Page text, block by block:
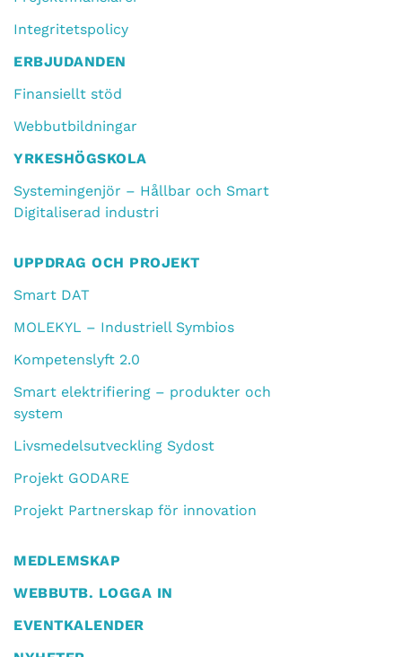
Integritetspolicy
ERBJUDANDEN
Finansiellt stöd
Webbutbildningar
YRKESHÖGSKOLA
Systemingenjör – Hållbar och Smart
Digitaliserad industri
UPPDRAG OCH PROJEKT
Smart DAT
MOLEKYL – Industriell Symbios
Kompetenslyft 2.0
Smart elektrifiering – produkter och
system
Livsmedelsutveckling Sydost
Projekt GODARE
Projekt Partnerskap för innovation
MEDLEMSKAP
WEBBUTB. LOGGA IN
EVENTKALENDER